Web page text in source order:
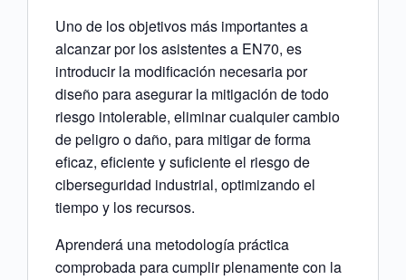
Uno de los objetivos más importantes a
alcanzar por los asistentes a EN70, es
introducir la modificación necesaria por
diseño para asegurar la mitigación de todo
riesgo intolerable, eliminar cualquier cambio
de peligro o daño, para mitigar de forma
eficaz, eficiente y suficiente el riesgo de
ciberseguridad industrial, optimizando el
tiempo y los recursos.
Aprenderá una metodología práctica
comprobada para cumplir plenamente con la